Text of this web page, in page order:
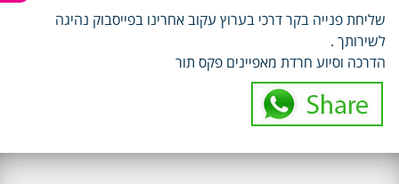
שליחת פנייה בקר דרכי בערוץ עקוב אחרינו בפייסבוק נהיגה
לשירותך .
הדרכה וסיוע חרדת מאפיינים פקס תור